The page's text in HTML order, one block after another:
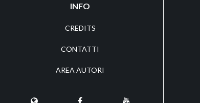
INFO
CREDITS
CONTATTI
AREA AUTORI